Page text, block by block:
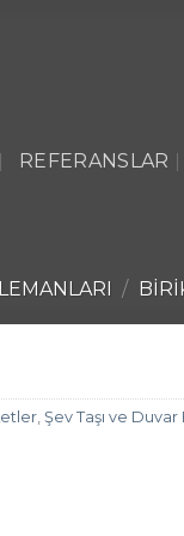
REFERANSLAR
/
Şev Taşı ve Duvar